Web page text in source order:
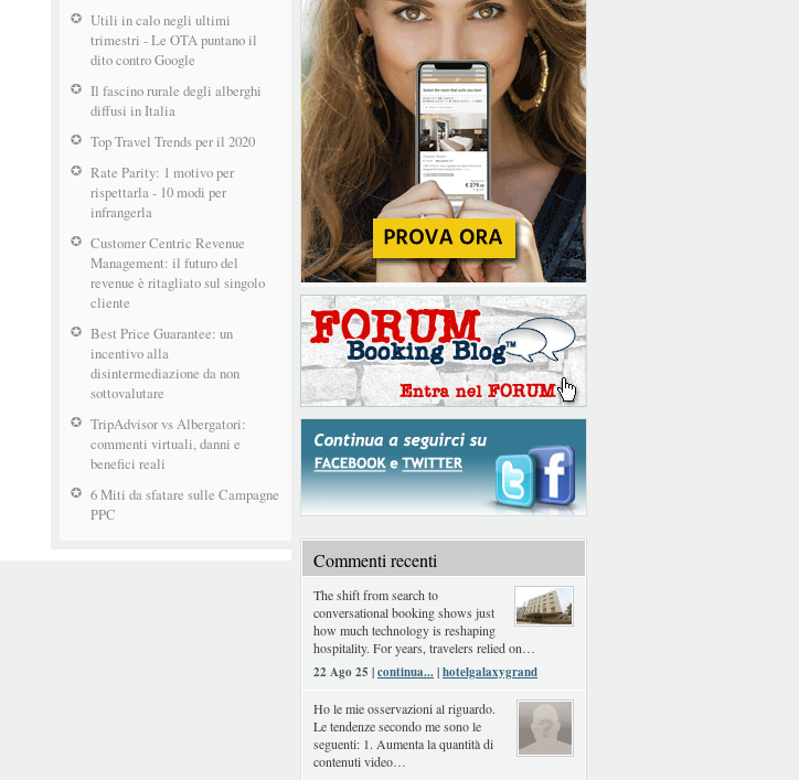
Utili in calo negli ultimi
trimestri - Le OTA puntano il
dito contro Google
Il fascino rurale degli alberghi
diffusi in Italia
Top Travel Trends per il 2020
Rate Parity: 1 motivo per
rispettarla - 10 modi per
infrangerla
Customer Centric Revenue
Management: il futuro del
revenue è ritagliato sul singolo
cliente
Best Price Guarantee: un
incentivo alla
disintermediazione da non
sottovalutare
TripAdvisor vs Albergatori:
commenti virtuali, danni e
benefici reali
6 Miti da sfatare sulle Campagne
PPC
Commenti recenti
The shift from search to
conversational booking shows just
how much technology is reshaping
hospitality. For years, travelers relied on…
22 Ago 25 |continua...|hotelgalaxygrand
Ho le mie osservazioni al riguardo.
Le tendenze secondo me sono le
seguenti: 1. Aumenta la quantità di
contenuti video…